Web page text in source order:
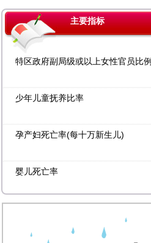
主要指标
特区政府副局级或以上女性官员比例
少年儿童抚养比率
孕产妇死亡率(每十万新生儿)
婴儿死亡率